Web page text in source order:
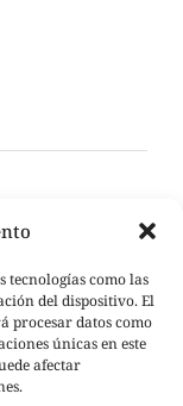
tecnologías como las
del dispositivo. El
procesar datos como
únicas en este
afectar